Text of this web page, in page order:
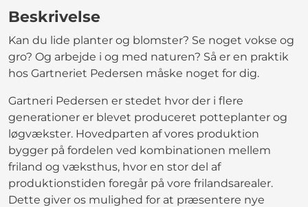
Beskrivelse
Kan du lide planter og blomster? Se noget vokse og
gro? Og arbejde i og med naturen? Så er en praktik
hos Gartneriet Pedersen måske noget for dig.
Gartneri Pedersen er stedet hvor der i flere
generationer er blevet produceret potteplanter og
løgvækster. Hovedparten af vores produktion
bygger på fordelen ved kombinationen mellem
friland og væksthus, hvor en stor del af
produktionstiden foregår på vore frilandsarealer.
Dette giver os mulighed for at præsentere nye